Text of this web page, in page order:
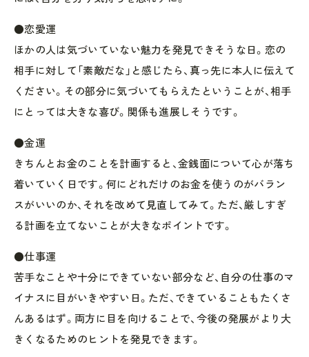
●恋愛運
ほかの人は気づいていない魅力を発見できそうな日。恋の
相手に対して「素敵だな」と感じたら、真っ先に本人に伝えて
ください。その部分に気づいてもらえたということが、相手
にとっては大きな喜び。関係も進展しそうです。
●金運
きちんとお金のことを計画すると、金銭面について心が落ち
着いていく日です。何にどれだけのお金を使うのがバラン
スがいいのか、それを改めて見直してみて。ただ、厳しすぎ
る計画を立てないことが大きなポイントです。
●仕事運
苦手なことや十分にできていない部分など、自分の仕事のマ
イナスに目がいきやすい日。ただ、できていることもたくさ
んあるはず。両方に目を向けることで、今後の発展がより大
きくなるためのヒントを発見できます。